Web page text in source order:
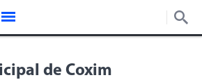
de Coxim